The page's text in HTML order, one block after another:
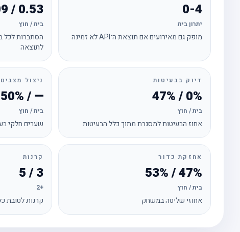
0-4
יתרון בית
מופק גם מאירועים אם תוצאת ה־API לא זמינה
0.53 / 2.09
בית / חוץ
הסתברות לכל
לתוצאה
דיוק בבעיטות
0% / 47%
בית / חוץ
אחוז הבעיטות למסגרת מתוך כלל הבעיטות
ניצול מצבים
— / 50%
בית / חוץ
שערים חלקי
אחזקת כדור
47% / 53%
בית / חוץ
אחוזי שליטה במשחק
קרנות
3 / 5
+2
קרנות לטובת